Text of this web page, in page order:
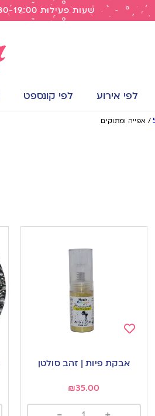
שעות פעילות 9:30-19:00 בחנות | משלוח חינם מעל 299 ש"ח
לפי אירוע לפי קונספט
/ אפייה ומתוקים
wishlist
אבקת פיות | זהב סולטן
₪35.00